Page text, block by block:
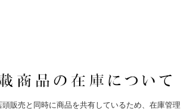
頭販売と同時に商品を共有しているため、在庫管理